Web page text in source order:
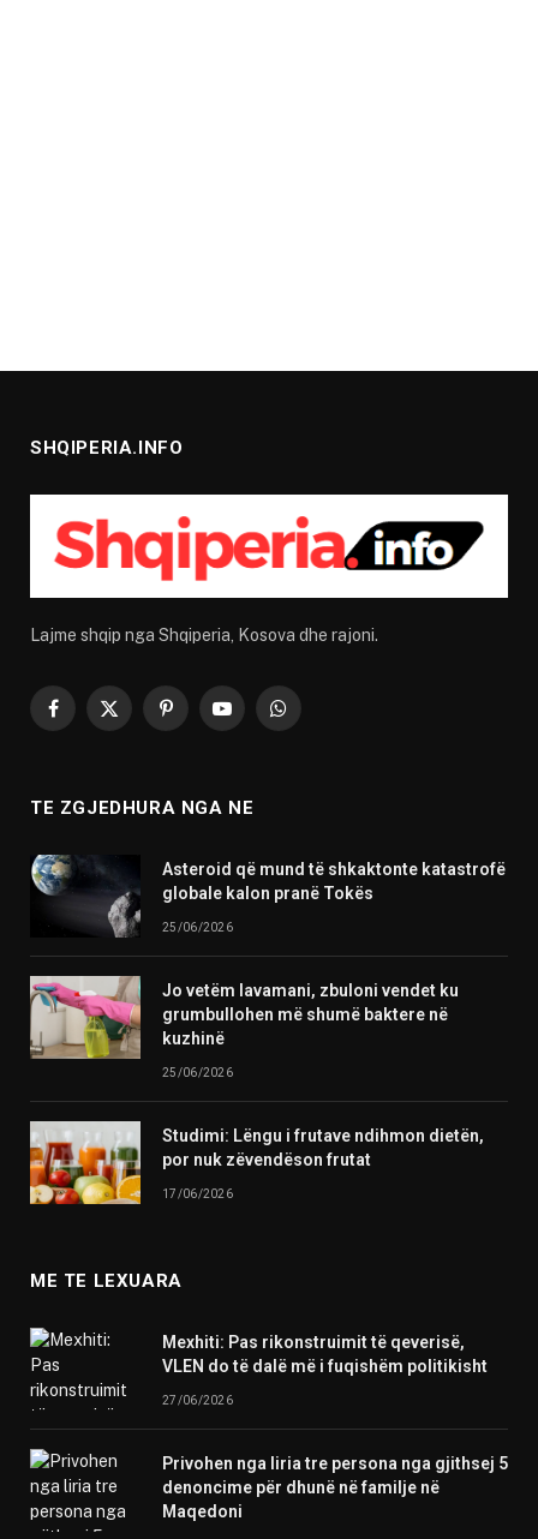
SHQIPERIA.INFO
Lajme shqip nga Shqiperia, Kosova dhe rajoni.
Facebook
X
PinterestYouTubeWhatsApp
TE ZGJEDHURA NGA NE
Asteroid që mund të shkaktonte katastrofë
globale kalon pranë Tokës
25/06/2026
Jo vetëm lavamani, zbuloni vendet ku
grumbullohen më shumë baktere në
kuzhinë
25/06/2026
Studimi: Lëngu i frutave ndihmon dietën,
por nuk zëvendëson frutat
17/06/2026
ME TE LEXUARA
Mexhiti: Pas rikonstruimit të qeverisë,
VLEN do të dalë më i fuqishëm politikisht
27/06/2026
Privohen nga liria tre persona nga gjithsej 5
denoncime për dhunë në familje në
Maqedoni